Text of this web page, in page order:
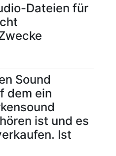
Dateien für
Sound
dem ein
ist und es
Ist